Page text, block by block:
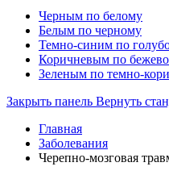
Черным по белому
Белым по черному
Темно-синим по
Коричневым по
Зеленым по темно-
Закрыть панель Вернуть
Главная
Заболевания
Черепно-мозговая